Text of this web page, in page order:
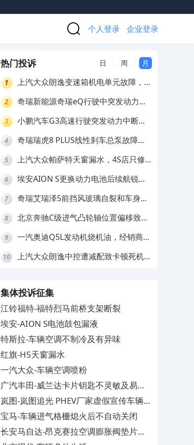
个人登录 企业登录
热门投诉 日 周 月
1
上汽大众朗逸变速箱机电单元故障，厂
2
奇瑞新能源奇瑞eQ行驶中突发动力受
拒绝三电质保
3
小鹏汽车G3高速行驶突发动力中断，
4
奇瑞瑞虎8 PLUS线性刹车总泵故障，
5
上汽大众帕萨特天窗漏水，4S店只修
6
埃安AION S更换动力电池后续航锐
7
奇瑞艾瑞泽5前挡风玻璃自裂和车身多
8
北京奔驰C级进气凸轮轴位置偏移致发
9
一汽奥迪Q5L发动机烧机油，经销商推
10
上汽大众朗逸中控遭减配致卡顿死机，
集体投诉征集
江铃福特-福特烈马前桥支架断裂
埃安-AION S电池鼓包漏液
特斯拉-车辆空调不制冷及有异味
红旗-H5天窗漏水
一汽大众-车辆空调喷粉
广汽丰田-威兰达卡片钥匙不灵敏及易消
磁
岚图-岚图追光 PHEV厂家虚假宣传车辆配
置与功能
宝马-车辆进气格栅熄火后不自动关闭
长安马自达-昂克赛拉空调膨胀阀垫片生